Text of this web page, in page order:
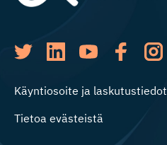
Käyntiosoite ja laskutustiedot
Tietoa evästeistä